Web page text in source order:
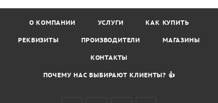
О КОМПАНИИ УСЛУГИ КАК КУПИТЬ
РЕКВИЗИТЫ ПРОИЗВОДИТЕЛИ МАГАЗИНЫ
КОНТАКТЫ
ПОЧЕМУ НАС ВЫБИРАЮТ КЛИЕНТЫ? 👍